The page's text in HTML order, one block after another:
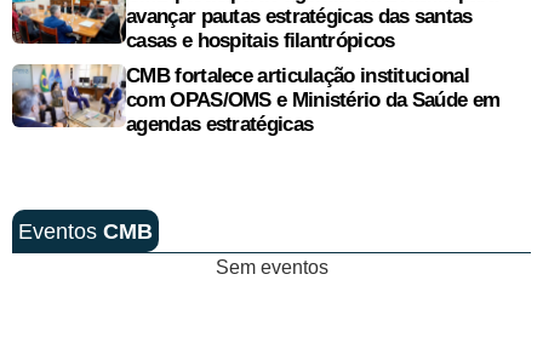
avançar pautas estratégicas das santas
casas e hospitais filantrópicos
CMB fortalece articulação institucional
com OPAS/OMS e Ministério da Saúde em
agendas estratégicas
Eventos CMB
Sem eventos